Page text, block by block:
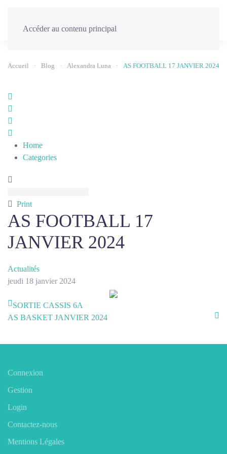
Accéder au contenu principal
Accueil Blog Alexandra Luna AS FOOTBALL 17 JANVIER 2024
Home
Categories
Print
AS FOOTBALL 17
JANVIER 2024
Actualités
jeudi 18 janvier 2024
SORTIE CASSIS 6A
AS BASKET JANVIER 2024
Connexion
Gestion
Login
Contactez-nous
Mentions Légales